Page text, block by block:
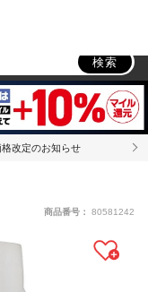
検索
改定のお知らせ
商品番号： 80581242